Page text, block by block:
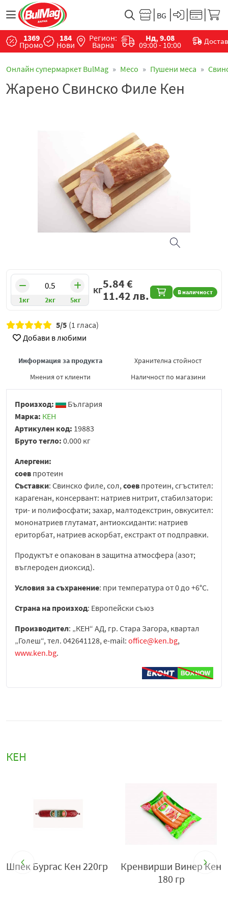
1369
Промо
184
Нови
Регион:
Варна
Нд, 9.08
09:00 - 10:00
Онлайн супермаркет BulMag Месo Пушени меса
Жарено Свинско Филе Кен
1кг 2кг 5кг
КГ В наличност
5.84€
11.42лв.
5/5 (1 гласа)
Добави в любими
Информация за продукта
Хранителна стойност
Мнения от клиенти
Наличност по магазини
Произход:
България
Марка: КЕН
Артикулен код: 19883
Бруто тегло: 0.000 кг
Алергени:
соев протеин
Съставки: Свинско филе, сол,соев протеин, сгъстител:
карагенан, консервант: натриев нитрит, стабилзатори:
три- и полифосфати; захар, малтодекстрин, овкусител:
мононатриев глутамат, антиоксиданти: натриев
ериторбат, натриев аскорбат, екстракт от подправки.
Продуктът е опакован в защитна атмосфера (азот;
въглероден диоксид).
Условия за съхранение: при температура от 0 до +6°C.
Страна на произход: Европейски съюз
Производител: „КЕН“ АД, гр. Стара Загора, квартал
„Голеш“, тел. 042641128, e-mail: office@ken.bg,
www.ken.bg.
КЕН
Пастет КЕН класик 190
Дебърцини КЕН 240гр